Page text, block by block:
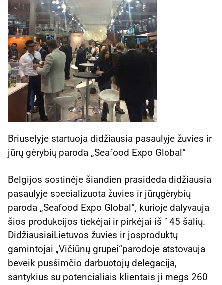
Briuselyje startuoja didžiausia pasaulyje žuvies ir
jūrų gėrybių paroda „Seafood Expo Global“
Belgijos sostinėje šiandien prasideda didžiausia
pasaulyje specializuota žuvies ir jūrųgėrybių
paroda „Seafood Expo Global“, kurioje dalyvauja
šios produkcijos tiekėjai ir pirkėjai iš 145 šalių.
DidžiausiaiLietuvos žuvies ir josproduktų
gamintojai „Vičiūnų grupei“parodoje atstovauja
beveik pusšimčio darbuotojų delegacija,
santykius su potencialiais klientais ji megs 260